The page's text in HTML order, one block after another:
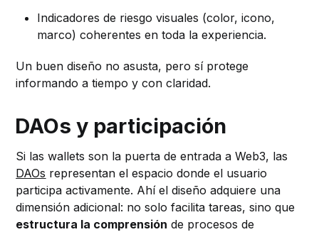
Indicadores de riesgo visuales (color, icono,
marco) coherentes en toda la experiencia.
Un buen diseño no asusta, pero sí protege
informando a tiempo y con claridad.
DAOs y participación
Si las wallets son la puerta de entrada a Web3, las
DAOs representan el espacio donde el usuario
participa activamente. Ahí el diseño adquiere una
dimensión adicional: no solo facilita tareas, sino que
estructura la comprensión de procesos de